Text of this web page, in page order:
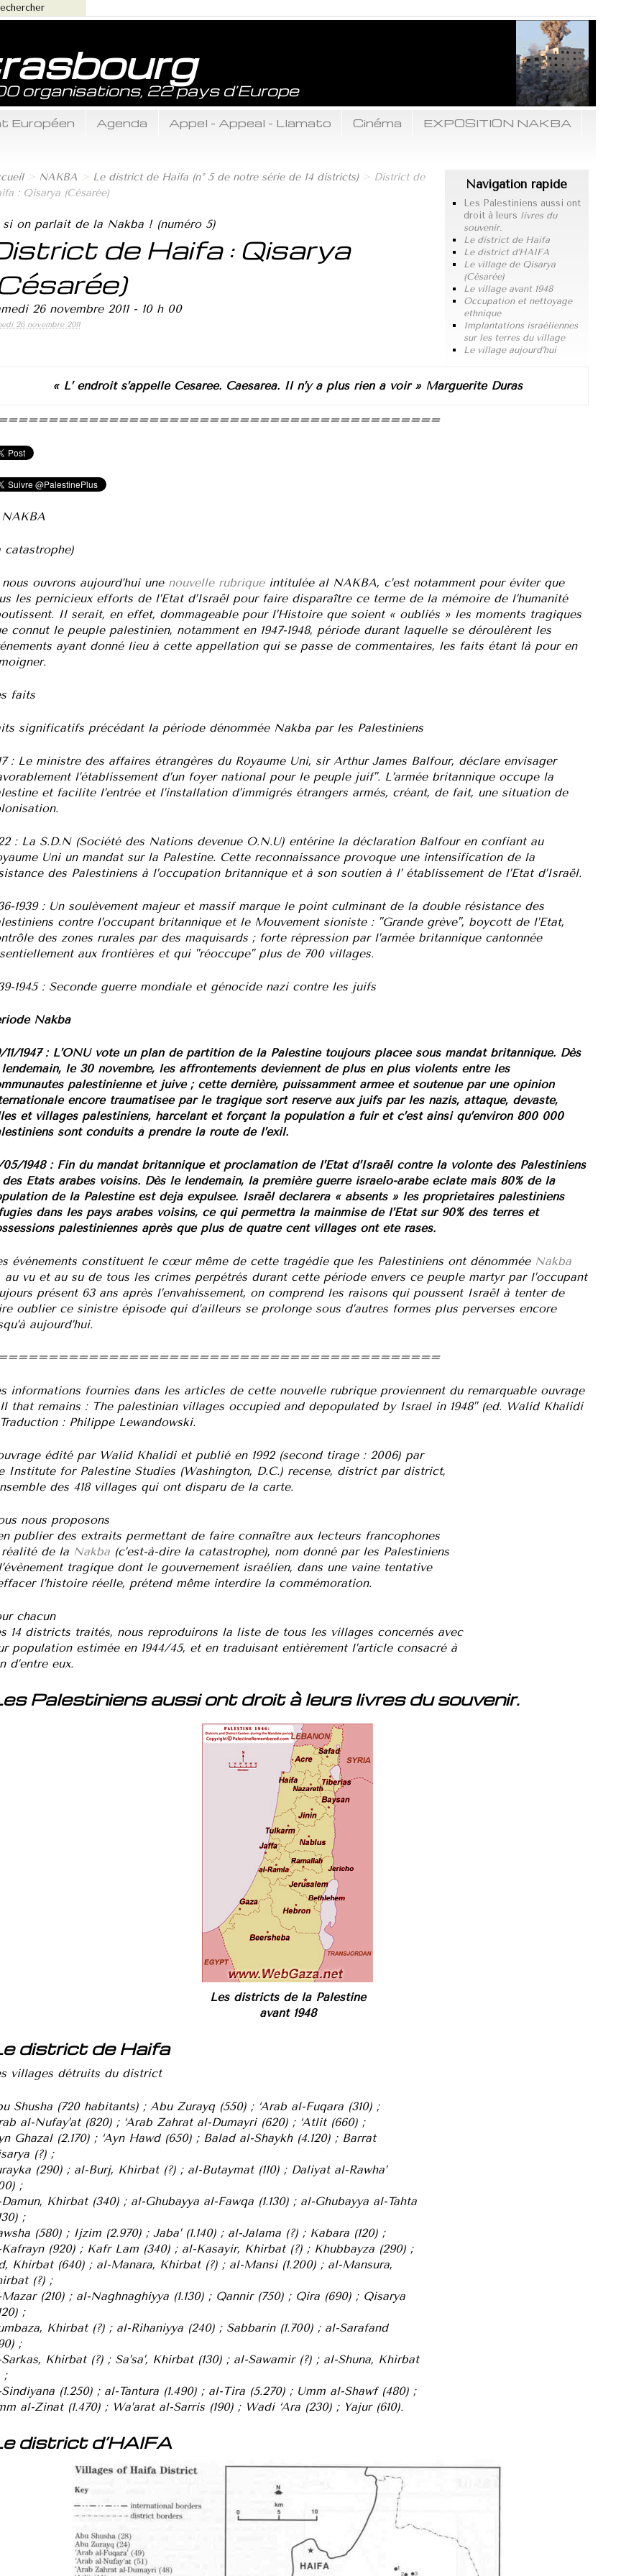
organisations, 22 pays d’Europe
Européen Agenda Appel - Appeal - Llamato Cinéma
EXPOSITION NAKBA
Navigation rapide
Les Palestiniens aussi ont
droit à leurs livres du
souvenir.
Le district de Haifa
Le district d’HAIFA
Le village de Qisarya
(Césarée)
Le village avant 1948
Occupation et nettoyage
ethnique
Implantations israéliennes
sur les terres du village
Le village aujourd’hui
> NAKBA > Le district de Haifa (n° 5 de notre série de 14 districts)> District de
: Qisarya (Césarée)
si on parlait de la Nakba ! (numéro 5)
de Haifa : Qisarya
26 novembre 2011 - 10 h 00
26 novembre 2011
« L’ endroit s’appelle Césarée. Caesarea. Il n’y a plus rien à voir » Marguerite Duras
catastrophe)
ouvrons aujourd’hui une nouvelle rubriqueintitulée al NAKBA, c’est notamment pour éviter que
les pernicieux efforts de l’Etat d’Israël pour faire disparaître ce terme de la mémoire de l’humanité
Il serait, en effet, dommageable pour l’Histoire que soient « oubliés » les moments tragiques
connut le peuple palestinien, notamment en 1947-1948, période durant laquelle se déroulèrent les
ayant donné lieu à cette appellation qui se passe de commentaires, les faits étant là pour en
faits
significatifs précédant la période dénommée Nakba par les Palestiniens
: Le ministre des affaires étrangères du Royaume Uni, sir Arthur James Balfour, déclare envisager
l’établissement d’un foyer national pour le peuple juif". L’armée britannique occupe la
et facilite l’entrée et l’installation d’immigrés étrangers armés, créant, de fait, une situation de
: La S.D.N (Société des Nations devenue O.N.U) entérine la déclaration Balfour en confiant au
Uni un mandat sur la Palestine. Cette reconnaissance provoque une intensification de la
des Palestiniens à l’occupation britannique et à son soutien à l’ établissement de l’Etat d’Israël.
1939 : Un soulèvement majeur et massif marque le point culminant de la double résistance des
contre l’occupant britannique et le Mouvement sioniste : "Grande grève", boycott de l’Etat,
des zones rurales par des maquisards ; forte répression par l’armée britannique cantonnée
aux frontières et qui "réoccupe" plus de 700 villages.
1945 : Seconde guerre mondiale et génocide nazi contre les juifs
Nakba
11/1947 : L’ONU vote un plan de partition de la Palestine toujours placée sous mandat britannique. Dès
le 30 novembre, les affrontements deviennent de plus en plus violents entre les
palestinienne et juive ; cette dernière, puissamment armée et soutenue par une opinion
encore traumatisée par le tragique sort réservé aux juifs par les nazis, attaque, dévaste,
et villages palestiniens, harcelant et forçant la population à fuir et c’est ainsi qu’environ 800 000
sont conduits à prendre la route de l’exil.
05/1948 : Fin du mandat britannique et proclamation de l’Etat d’Israël contre la volonté des Palestiniens
Etats arabes voisins. Dès le lendemain, la première guerre israélo-arabe éclate mais 80% de la
de la Palestine est déjà expulsée. Israël déclarera « absents » les propriétaires palestiniens
dans les pays arabes voisins, ce qui permettra la mainmise de l’Etat sur 90% des terres et
palestiniennes après que plus de quatre cent villages ont été rasés.
événements constituent le cœur même de cette tragédie que les Palestiniens ont dénommée Nakba
au vu et au su de tous les crimes perpétrés durant cette période envers ce peuple martyr par l’occupant
présent 63 ans après l’envahissement, on comprend les raisons qui poussent Israël à tenter de
oublier ce sinistre épisode qui d’ailleurs se prolonge sous d’autres formes plus perverses encore
aujourd’hui.
informations fournies dans les articles de cette nouvelle rubrique proviennent du remarquable ouvrage
that remains : The palestinian villages occupied and depopulated by Israel in 1948" (ed. Walid Khalidi
: Philippe Lewandowski.
édité par Walid Khalidi et publié en 1992 (second tirage : 2006) par
Institute for Palestine Studies (Washington, D.C.) recense, district par district,
des 418 villages qui ont disparu de la carte.
nous proposons
publier des extraits permettant de faire connaître aux lecteurs francophones
de la Nakba (c’est-à-dire la catastrophe), nom donné par les Palestiniens
tragique dont le gouvernement israélien, dans une vaine tentative
l’histoire réelle, prétend même interdire la commémoration.
chacun
14 districts traités, nous reproduirons la liste de tous les villages concernés avec
population estimée en 1944/45, et en traduisant entièrement l’article consacré à
d’entre eux.
Palestiniens aussi ont droit à leurs livres du souvenir.
Les districts de la Palestine
avant 1948
district de Haifa
villages détruits du district
Shusha (720 habitants) ; Abu Zurayq (550) ; ‘Arab al-Fuqara (310) ;
al-Nufay’at (820) ; ‘Arab Zahrat al-Dumayri (620) ; ‘Atlit (660) ;
Ghazal (2.170) ; ‘Ayn Hawd (650) ; Balad al-Shaykh (4.120) ; Barrat
(?) ;
(290) ; al-Burj, Khirbat (?) ; al-Butaymat (110) ; Daliyat al-Rawha’
;
Khirbat (340) ; al-Ghubayya al-Fawqa (1.130) ; al-Ghubayya al-Tahta
;
(580) ; Ijzim (2.970) ; Jaba’ (1.140) ; al-Jalama (?) ; Kabara (120) ;
(920) ; Kafr Lam (340) ; al-Kasayir, Khirbat (?) ; Khubbayza (290) ;
Khirbat (640) ; al-Manara, Khirbat (?) ; al-Mansi (1.200) ; al-Mansura,
(?) ;
(210) ; al-Naghnaghiyya (1.130) ; Qannir (750) ; Qira (690) ; Qisarya
;
Khirbat (?) ; al-Rihaniyya (240) ; Sabbarin (1.700) ; al-Sarafand
;
Khirbat (?) ; Sa’sa’, Khirbat (130) ; al-Sawamir (?) ; al-Shuna, Khirbat
;
(1.250) ; al-Tantura (1.490) ; al-Tira (5.270) ; Umm al-Shawf (480) ;
al-Zinat (1.470) ; Wa’arat al-Sarris (190) ; Wadi ‘Ara (230) ; Yajur (610).
district d’HAIFA